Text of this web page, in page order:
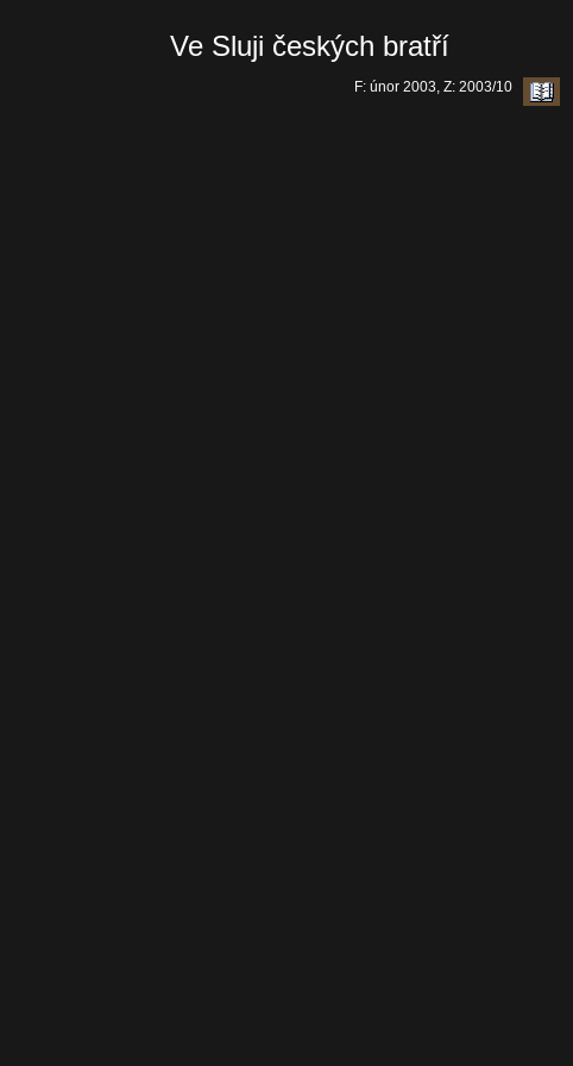
Ve Sluji českých bratří
F: únor 2003, Z: 2003/10